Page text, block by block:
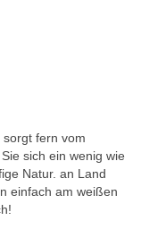
fern vom
sich ein wenig wie
Natur. an Land
einfach am weißen